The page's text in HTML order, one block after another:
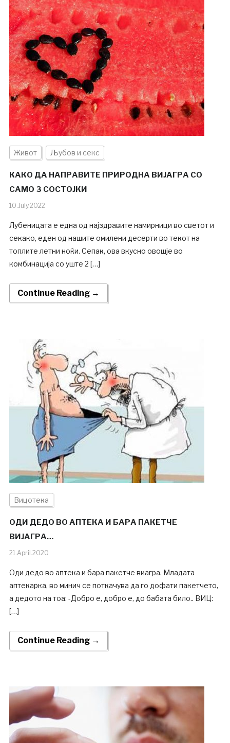
Живот Љубов и секс
КАКО ДА НАПРАВИТЕ ПРИРОДНА ВИЈАГРА СО
САМО 3 СОСТОЈКИ
10.July.2022
Лубеницата е една од најздравите намирници во светот и
секако, еден од нашите омилени десерти во текот на
топлите летни ноќи. Сепак, ова вкусно овошје во
комбинација со уште 2 […]
Continue Reading →
Вицотека
ОДИ ДЕДО ВО АПТЕКА И БАРА ПАКЕТЧЕ
ВИЈАГРА…
21.April.2020
Оди дедо во аптека и бара пакетче виагра. Младата
аптекарка, во минич се поткачува да го дофати пакетчето,
а дедото на тоа: -Добро е, добро е, до бабата било.. ВИЦ:
[…]
Continue Reading →